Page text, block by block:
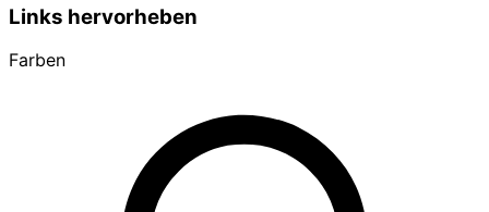
Links hervorheben
Farben